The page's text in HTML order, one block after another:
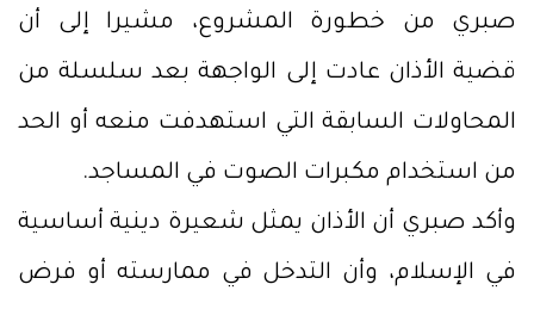
صبري من خطورة المشروع، مشيرا إلى أن
قضية الأذان عادت إلى الواجهة بعد سلسلة من
المحاولات السابقة التي استهدفت منعه أو الحد
من استخدام مكبرات الصوت في المساجد.
وأكد صبري أن الأذان يمثل شعيرة دينية أساسية
في الإسلام، وأن التدخل في ممارسته أو فرض